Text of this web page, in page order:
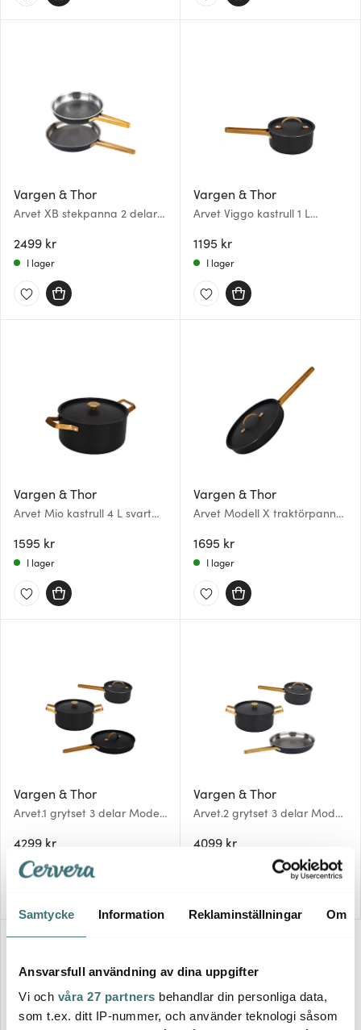
Samtycke Information Reklaminställningar Om
Ansvarsfull användning av dina uppgifter
Vi och våra 27 partners behandlar din personliga data,
som t.ex. ditt IP-nummer, och använder teknologi såsom
Vargen & Thor
Arvet XB stekpanna 2 delar
2499 kr
I lager
Vargen & Thor
Arvet Viggo kastrull 1 L
1195 kr
I lager
Vargen & Thor
Arvet Mio kastrull 4 L svart
1595 kr
I lager
Vargen & Thor
Arvet Modell X traktörpanna
1695 kr
I lager
Vargen & Thor
Arvet.1 grytset 3 delar Modell
4299 kr
I lager
Vargen & Thor
Arvet.2 grytset 3 delar Modell
4099 kr